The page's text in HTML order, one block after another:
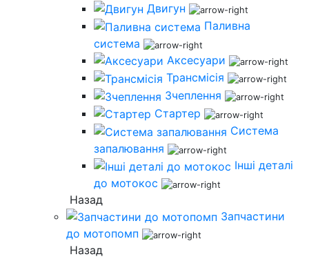
Двигун
Паливна
система
Аксесуари
Трансмісія
Зчеплення
Стартер
Система
запалювання
Інші деталі
до мотокос
Назад
Запчастини
до мотопомп
Назад